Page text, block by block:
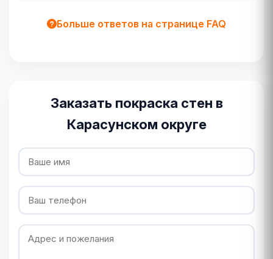
Больше ответов на странице FAQ
Заказать покраска стен в
Карасунском округе